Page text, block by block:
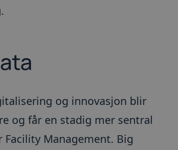
og innovasjon blir
og får en stadig mer sentral
Facility Management. Big